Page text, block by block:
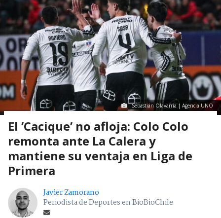
Sebastián Olavarría | Agencia UNO
El ’Cacique’ no afloja: Colo Colo
remonta ante La Calera y
mantiene su ventaja en Liga de
Primera
Javier Zamorano
Periodista de Deportes en BioBioChile